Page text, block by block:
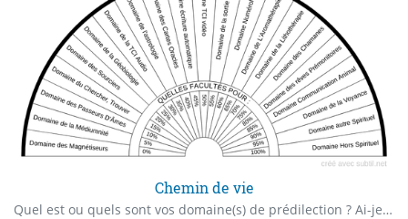
Chemin de vie
Quel est ou quels sont vos domaine(s) de prédilection ? Ai-je Plusieurs domaine de prédilections ? si oui combien ? Quel est mon niveau de capacité en % à travailler dans ce domaine ?